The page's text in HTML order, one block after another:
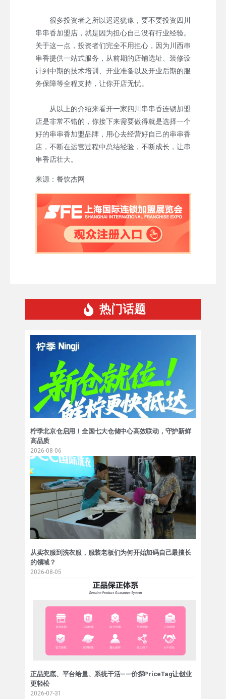
很多投资者之所以迟迟犹豫，要不要投资四川
串串香加盟店，就是因为担心自己没有行业经验。
关于这一点，投资者们完全不用担心，因为川西串
串香提供一站式服务，从前期的店铺选址、装修设
计到中期的技术培训、开业准备以及开业后期的服
务保障等全程支持，让你开店无忧。
从以上的介绍来看开一家四川串串香连锁加盟
店是非常不错的，你接下来需要做得就是选择一个
好的串串香加盟品牌，用心去经营好自己的串串香
店，不断在运营过程中总结经验，不断成长，让串
串香店壮大。
来源：餐饮杰网
热门话题
柠季北京仓启用！全国七大仓储中心高效联动，守护新鲜
高品质
2026-08-06
从卖衣服到洗衣服，服装老板们为何开始加码自己最擅长
的领域？
2026-08-05
正品兜底、平台给量、系统干活——价探PriceTag让创业
更轻松
2026-07-31